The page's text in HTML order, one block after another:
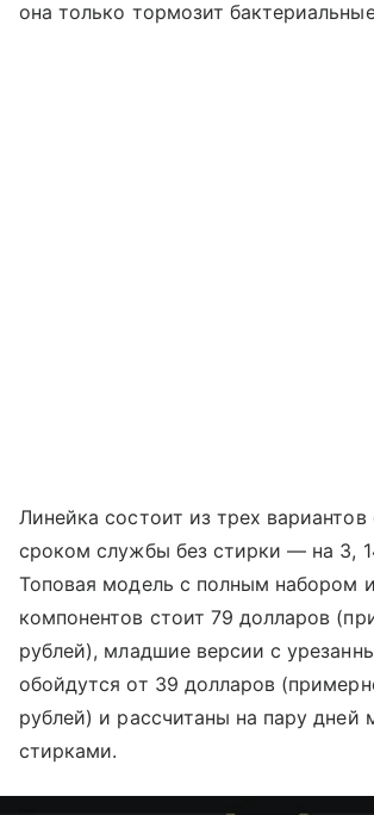
она только тормозит
Линейка состоит из трех
сроком службы без стирки — на 3,
Топовая модель с полным набором
компонентов стоит 79 долларов
рублей), младшие версии с
обойдутся от 39 долларов
рублей) и рассчитаны на пару дней
стирками.